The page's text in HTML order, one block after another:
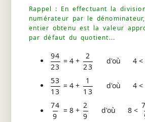
Rappel : En effectuant la
numérateur par le
entier obtenu est la valeur
par défaut du quotient...
94
23
= 4 +
2
23
d'où 4 <
53
13
= 4 +
1
13
d'où 4 <
74
9
= 8 +
2
9
d'où 8 <